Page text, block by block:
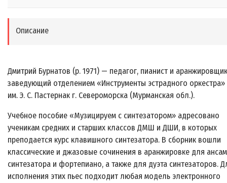
Описание
Дмитрий Бурнатов (р. 1971) — педагог, пианист и
заведующий отделением «Инструменты эстрадного
им. Э. С. Пастернак г. Североморска (Мурманская обл.).
Учебное пособие «Музицируем с синтезатором» адресовано
ученикам средних и старших классов ДМШ и ДШИ, в которых
преподается курс клавишного синтезатора. В сборник вошли
классические и джазовые сочинения в аранжировке для
синтезатора и фортепиано, а также для дуэта синтезаторов.
исполнения этих пьес подходит любая модель электронного